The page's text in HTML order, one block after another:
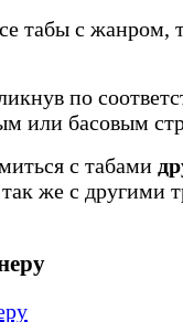
табы с жанром,
по
или басовым
с табами
же с другими